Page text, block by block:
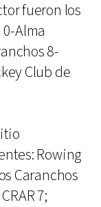
fueron los
Alma
8-
Club de
Rowing
Caranchos
7;